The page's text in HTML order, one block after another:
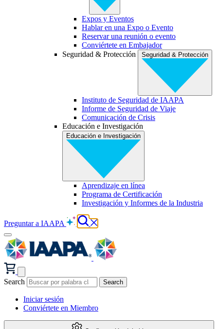
Expos y Eventos
Hablar en una Expo o Evento
Reservar una reunión o evento
Conviértete en Embajador
Seguridad & Protección
Seguridad & Protección
Instituto de Seguridad de IAAPA
Informe de Seguridad de Viaje
Comunicación de Crisis
Educación e Investigación
Educación e Investigación
Aprendizaje en línea
Programa de Certificación
Investigación y Informes de la Industria
Preguntar a IAAPA
Search
Iniciar sesión
Conviértete en Miembro